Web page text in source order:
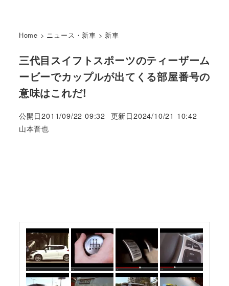
Home > ニュース・新車 > 新車
三代目スイフトスポーツのティーザーム
ービーでカップルが出てくる部屋番号の
意味はこれだ!
公開日2011/09/22 09:32 更新日2024/10/21 10:42
著
山本晋也